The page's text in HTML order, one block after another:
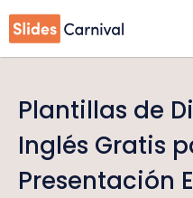
Plantillas de
Inglés Gratis
Presentación